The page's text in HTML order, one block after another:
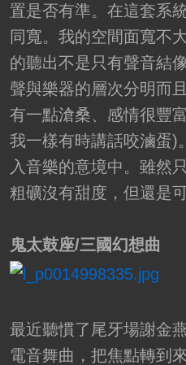
置是否有準。在這套系
同寬。我的空間面寬不
的聽出不是只有聲音結
聲與樂器的層次分明而
有一點滄桑、感情很豐
我一樣有時講話咬滷蛋)
入音樂的意境中。雖然
粗礦沒有甜度，但還是
鬼太鼓座/三國幻想曲
最近聽慣了尾牙場謝金
電音舞曲，把焦點轉到